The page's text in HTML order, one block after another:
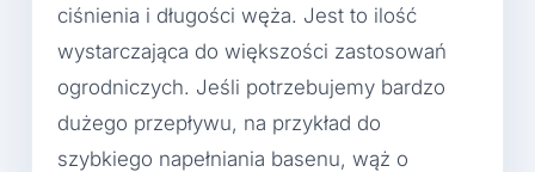
ciśnienia i długości węża. Jest to ilość
wystarczająca do większości zastosowań
ogrodniczych. Jeśli potrzebujemy bardzo
dużego przepływu, na przykład do
szybkiego napełniania basenu, wąż o